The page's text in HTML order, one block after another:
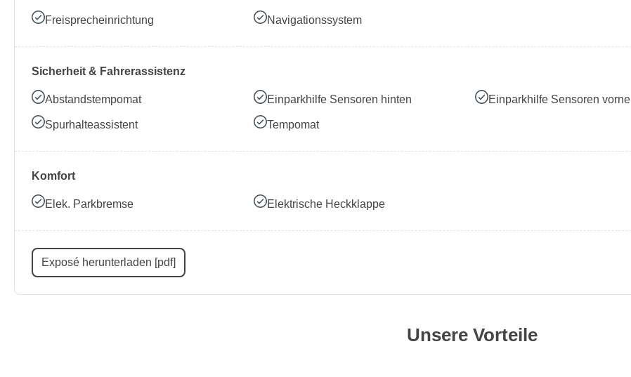
Freisprecheinrichtung Navigationssystem
Sicherheit & Fahrerassistenz
Abstandstempomat Einparkhilfe Sensoren hinten Einparkhilfe Sensoren vorne
Spurhalteassistent Tempomat
Komfort
Elek. Parkbremse Elektrische Heckklappe
Exposé herunterladen [pdf]
Unsere Vorteile